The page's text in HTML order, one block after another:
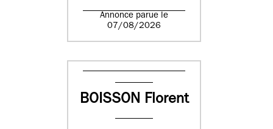
Annonce parue le
07/08/2026
BOISSON Florent